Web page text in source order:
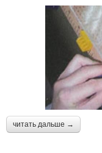
читать дальше →